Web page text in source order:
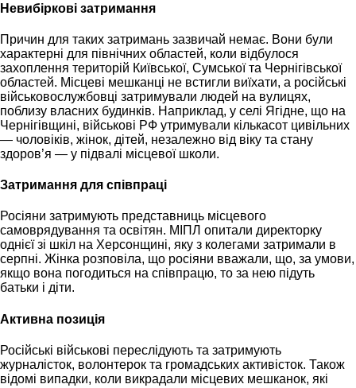
Невибіркові затримання
Причин для таких затримань зазвичай немає. Вони були
характерні для північних областей, коли відбулося
захоплення територій Київської, Сумської та Чернігівської
областей. Місцеві мешканці не встигли виїхати, а російські
військовослужбовці затримували людей на вулицях,
поблизу власних будинків. Наприклад, у селі Ягідне, що на
Чернігівщині, військові РФ утримували кількасот цивільних
— чоловіків, жінок, дітей, незалежно від віку та стану
здоров’я — у підвалі місцевої школи.
Затримання для співпраці
Росіяни затримують представниць місцевого
самоврядування та освітян. МІПЛ опитали директорку
однієї зі шкіл на Херсонщині, яку з колегами затримали в
серпні. Жінка розповіла, що росіяни вважали, що, за умови,
якщо вона погодиться на співпрацю, то за нею підуть
батьки і діти.
Активна позиція
Російські військові переслідують та затримують
журналісток, волонтерок та громадських активісток. Також
відомі випадки, коли викрадали місцевих мешканок, які